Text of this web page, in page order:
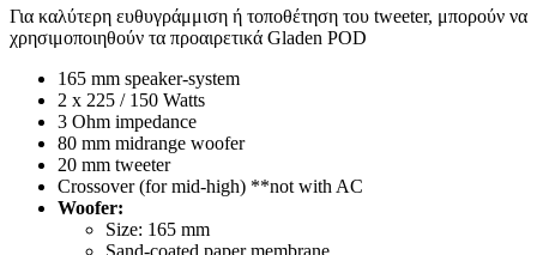
Για καλύτερη ευθυγράμμιση ή τοποθέτηση του tweeter, μπορούν να
χρησιμοποιηθούν τα προαιρετικά Gladen POD
165 mm speaker-system
2 x 225 / 150 Watts
3 Ohm impedance
80 mm midrange woofer
20 mm tweeter
Crossover (for mid-high) **not with AC
Woofer:
Size: 165 mm
Sand-coated paper membrane